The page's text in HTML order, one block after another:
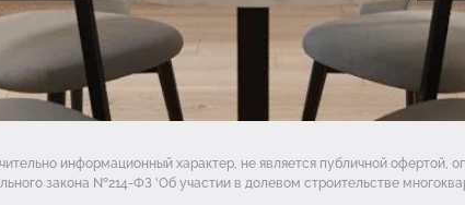
информационный характер, не является публичной
закона №214-ФЗ 'Об участии в долевом строительстве